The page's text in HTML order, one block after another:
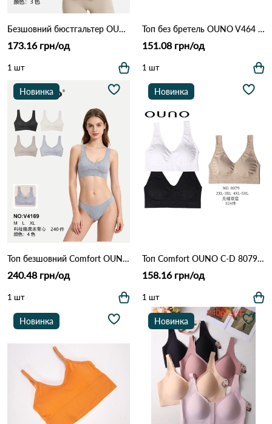
Безшовний бюстгальтер OUNO V4185 (S-M / L-XL) Різні кольори
173.16 грн/од
1 шт
Топ без бретель OUNO V464 Різні кольори
151.08 грн/од
1 шт
Новинка
Топ безшовний Comfort OUNO B-C 4169 Різні кольори
240.48 грн/од
1 шт
Новинка
Топ Comfort OUNO C-D 8079 Різні кольори
158.16 грн/од
1 шт
Новинка Новинка